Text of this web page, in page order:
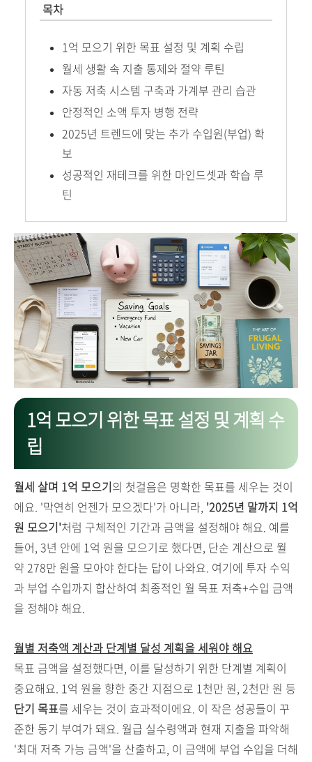
목차
1억 모으기 위한 목표 설정 및 계획 수립
월세 생활 속 지출 통제와 절약 루틴
자동 저축 시스템 구축과 가계부 관리 습관
안정적인 소액 투자 병행 전략
2025년 트렌드에 맞는 추가 수입원(부업) 확
보
성공적인 재테크를 위한 마인드셋과 학습 루
틴
1억 모으기 위한 목표 설정 및 계획 수
립
월세 살며 1억 모으기의 첫걸음은 명확한 목표를 세우는 것이
에요. '막연히 언젠가 모으겠다'가 아니라, '2025년 말까지 1억
원 모으기'처럼 구체적인 기간과 금액을 설정해야 해요. 예를
들어, 3년 안에 1억 원을 모으기로 했다면, 단순 계산으로 월
약 278만 원을 모아야 한다는 답이 나와요. 여기에 투자 수익
과 부업 수입까지 합산하여 최종적인 월 목표 저축+수입 금액
을 정해야 해요.
월별 저축액 계산과 단계별 달성 계획을 세워야 해요
목표 금액을 설정했다면, 이를 달성하기 위한 단계별 계획이
중요해요. 1억 원을 향한 중간 지점으로 1천만 원, 2천만 원 등
단기 목표를 세우는 것이 효과적이에요. 이 작은 성공들이 꾸
준한 동기 부여가 돼요. 월급 실수령액과 현재 지출을 파악해
'최대 저축 가능 금액'을 산출하고, 이 금액에 부업 수입을 더해